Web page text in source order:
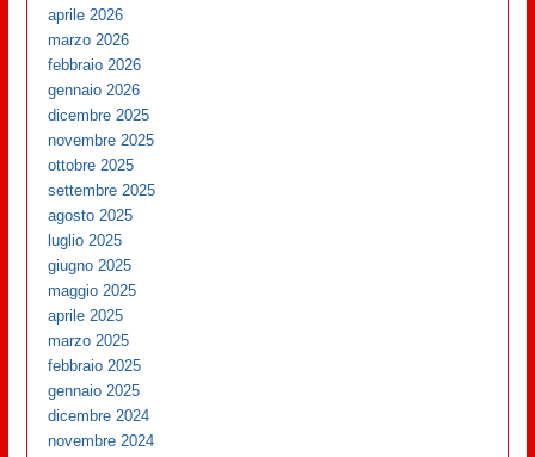
aprile 2026
marzo 2026
febbraio 2026
gennaio 2026
dicembre 2025
novembre 2025
ottobre 2025
settembre 2025
agosto 2025
luglio 2025
giugno 2025
maggio 2025
aprile 2025
marzo 2025
febbraio 2025
gennaio 2025
dicembre 2024
novembre 2024